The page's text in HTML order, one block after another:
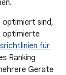
optimiert sind,
optimierte
für
Ranking
Geräte